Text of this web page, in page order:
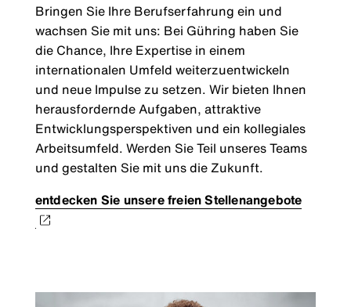
Bringen Sie Ihre Berufserfahrung ein und
wachsen Sie mit uns: Bei Gühring haben Sie
die Chance, Ihre Expertise in einem
internationalen Umfeld weiterzuentwickeln
und neue Impulse zu setzen. Wir bieten Ihnen
herausfordernde Aufgaben, attraktive
Entwicklungsperspektiven und ein kollegiales
Arbeitsumfeld. Werden Sie Teil unseres Teams
und gestalten Sie mit uns die Zukunft.
entdecken Sie unsere freien Stellenangebote